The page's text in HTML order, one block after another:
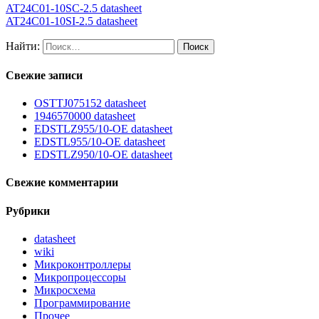
AT24C01-10SC-2.5 datasheet
AT24C01-10SI-2.5 datasheet
Найти:
Свежие записи
OSTTJ075152 datasheet
1946570000 datasheet
EDSTLZ955/10-OE datasheet
EDSTL955/10-OE datasheet
EDSTLZ950/10-OE datasheet
Свежие комментарии
Рубрики
datasheet
wiki
Микроконтроллеры
Микропроцессоры
Микросхема
Программирование
Прочее